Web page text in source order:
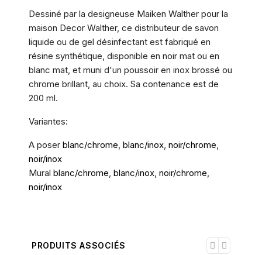
Dessiné par la designeuse Maiken Walther pour la
maison Decor Walther, ce distributeur de savon
liquide ou de gel désinfectant est fabriqué en
résine synthétique, disponible en noir mat ou en
blanc mat, et muni d'un poussoir en inox brossé ou
chrome brillant, au choix. Sa contenance est de
200 ml.
Variantes:
A poser blanc/chrome, blanc/inox, noir/chrome,
noir/inox
Mural blanc/chrome, blanc/inox, noir/chrome,
noir/inox
PRODUITS ASSOCIÉS